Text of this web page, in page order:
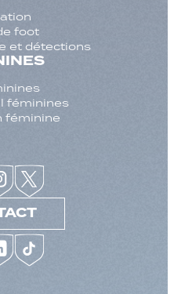
foot
et détections
féminines
féminine